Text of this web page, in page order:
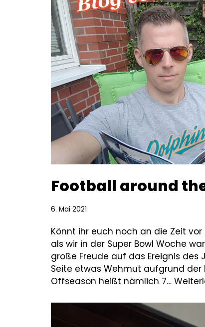
Football around
6. Mai 2021
Könnt ihr euch noch an die Zeit
als wir in der Super Bowl Woche
große Freude auf das Ereignis des
Seite etwas Wehmut aufgrund der
Offseason heißt nämlich 7…